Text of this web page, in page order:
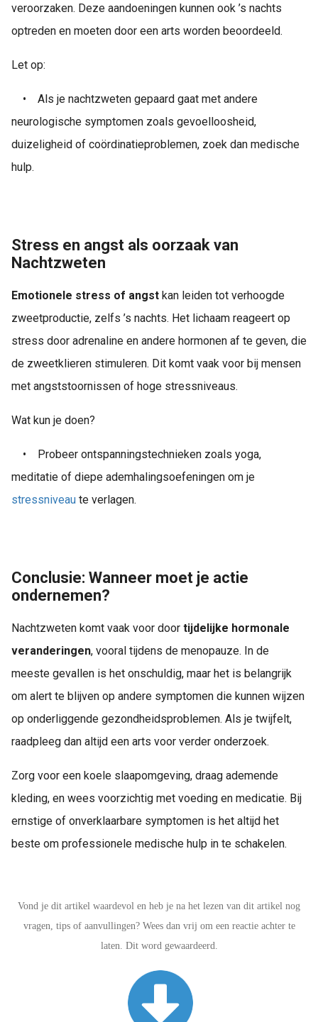
veroorzaken. Deze aandoeningen kunnen ook ’s nachts
optreden en moeten door een arts worden beoordeeld.
Let op:
•
Als je nachtzweten gepaard gaat met andere
neurologische symptomen zoals gevoelloosheid,
duizeligheid of coördinatieproblemen, zoek dan medische
hulp.
Stress en angst als oorzaak van
Nachtzweten
Emotionele stress of angst kan leiden tot verhoogde
zweetproductie, zelfs ’s nachts. Het lichaam reageert op
stress door adrenaline en andere hormonen af te geven, die
de zweetklieren stimuleren. Dit komt vaak voor bij mensen
met angststoornissen of hoge stressniveaus.
Wat kun je doen?
•
Probeer ontspanningstechnieken zoals yoga,
meditatie of diepe ademhalingsoefeningen om je
stressniveau te verlagen.
Conclusie: Wanneer moet je actie
ondernemen?
Nachtzweten komt vaak voor door tijdelijke hormonale
veranderingen, vooral tijdens de menopauze. In de
meeste gevallen is het onschuldig, maar het is belangrijk
om alert te blijven op andere symptomen die kunnen wijzen
op onderliggende gezondheidsproblemen. Als je twijfelt,
raadpleeg dan altijd een arts voor verder onderzoek.
Zorg voor een koele slaapomgeving, draag ademende
kleding, en wees voorzichtig met voeding en medicatie. Bij
ernstige of onverklaarbare symptomen is het altijd het
beste om professionele medische hulp in te schakelen.
Vond je dit artikel waardevol en heb je na het lezen van dit artikel nog
vragen, tips of aanvullingen? Wees dan vrij om een reactie achter te
laten. Dit word gewaardeerd.